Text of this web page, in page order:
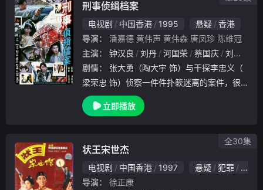
刑事侦缉档案
电视剧 中国香港 1995 悬疑
香港
导演：
潘嘉德 黄伟声 黄伟森 唐凤珍 陈维冠
主演：
钟汉良 刘丹 河国荣 蔡国庆 刘江
剧情：
梁荣忠 饰）侦察一件件扑簌迷离的案件，很
多案件都是案中案，谜团一个接一个，但他们
还是能用自己的聪明才智揭露案情的真相，力
立即播放
状王宋世杰
电视剧 中国香港 1997 悬疑 犯罪
古装
导演：
徐正康
全30集